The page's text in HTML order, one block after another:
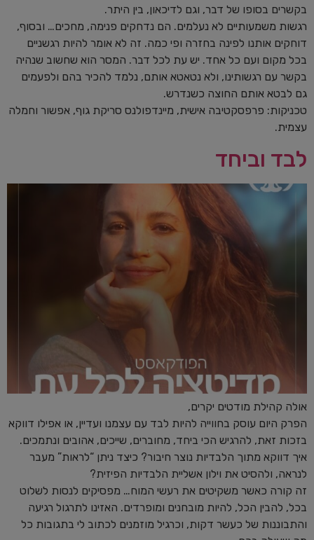
בקשרים בסופו של דבר, וגם לדיכאון, בין היתר.
רגשות משמעותיים לא נעלמים. הם נדחקים פנימה, מחכים… ובסוף,
דוחקים אותנו לפינה בחזרה ופי כמה. זה לא אומר להיות רגשניים
בכל מקום ועם כל אחד. יש עת לכל דבר. המסר הוא שחשוב שנהיה
בקשר עם רגשותינו, ולא נטאטא אותם, נלמד להכיר בהם ולפעמים
גם לבטא אותם החוצה כשנדרש.
טכניקות: פרפסקטיבה אישית, מיינדפולנס סריקת גוף, אפשור וחמלה
עצמית.
לבד וביחד
אולה קהילת מודטים יקרים,
הפרק היום עוסק בחווייה להיות לבד עם עצמנו ועדיין, או אפילו דווקא
בזכות זאת, להרגיש הכי ביחד, מחוברים, שייכים, אהובים ונתמכים.
איך דווקא מתוך הלבדיות נוצר חיבור? כיצד ניתן “לראות” מעבר
לנראה, ולהסיט את וילון אשליית הלבדיות הפיזית?
זה קורה כאשר משקיטים את רעשי המוח… מפסיקים לנסות לשלוט
בכל, להבין הכל, להיות מובחנים ומופרדים. האזינו לתרגול רגיעה
והתבוננות של כעשר דקות, וכרגיל מוזמנים לכתוב לי בתגובות כל